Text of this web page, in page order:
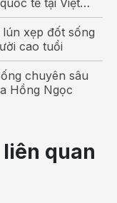
tế tại Việt
xẹp đốt sống
cao tuổi
chuyên sâu
Hồng Ngọc
quan